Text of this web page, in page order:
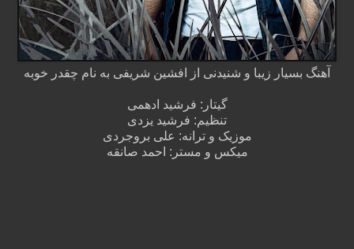
آهنگ بسیار زیبا و شنیدنی از افشین شریفی به نام چقدر خوبه
گیتار: فرشید ادهمی
تنظیم: فرشید یزدی
موزیک و ترانه: علی بروجردی
میکس و مستر: احمد صانقه